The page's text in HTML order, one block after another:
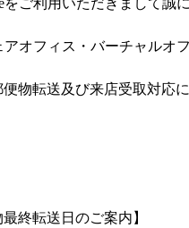
をご利用いただきまして誠
アオフィス・バーチャルオ
物転送及び来店受取対応
最終転送日のご案内】